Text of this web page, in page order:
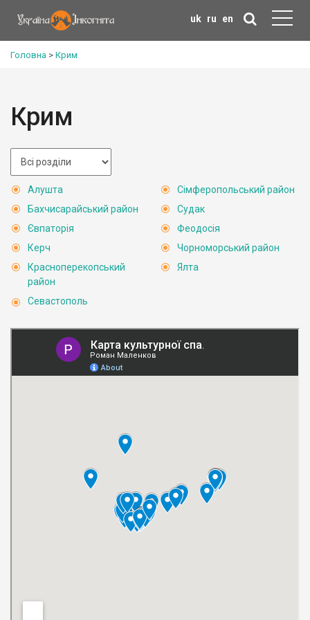
uk ru en
Головна > Крим
Крим
Алушта
Бахчисарайський район
Євпаторія
Керч
Красноперекопський
район
Севастополь
Сімферопольський район
Судак
Феодосія
Чорноморський район
Ялта